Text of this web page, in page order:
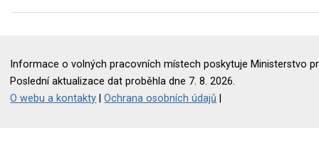
Informace o volných pracovních místech poskytuje Ministerstvo
Poslední aktualizace dat proběhla dne 7. 8. 2026.
O webu a kontakty |Ochrana osobních údajů